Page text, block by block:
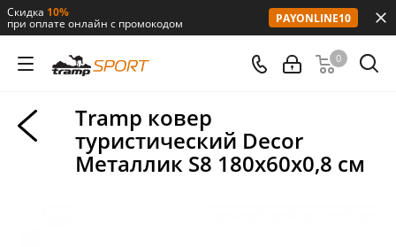
Скидка 10%
при оплате онлайн с промокодом PAYONLINE10
0
Tramp ковер
туристический Decor
Металлик S8 180х60х0,8 см